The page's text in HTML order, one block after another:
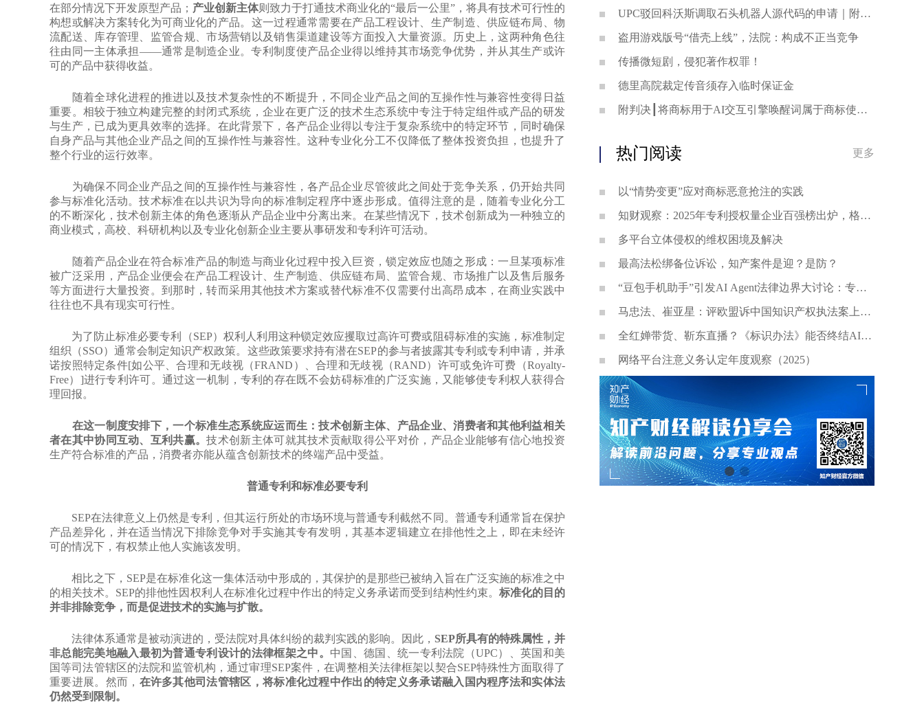
在部分情况下开发原型产品； 产业创新主体则致力于打通技术商业化的“最后一公里”，将具有技术可行性的
构想或解决方案转化为可商业化的产品。这一过程通常需要在产品工程设计、生产制造、供应链布局、物
流配送、库存管理、监管合规、市场营销以及销售渠道建设等方面投入大量资源。历史上，这两种角色往
往由同一主体承担——通常是制造企业。专利制度使产品企业得以维持其市场竞争优势，并从其生产或许
可的产品中获得收益。
随着全球化进程的推进以及技术复杂性的不断提升，不同企业产品之间的互操作性与兼容性变得日益
重要。相较于独立构建完整的封闭式系统，企业在更广泛的技术生态系统中专注于特定组件或产品的研发
与生产，已成为更具效率的选择。在此背景下，各产品企业得以专注于复杂系统中的特定环节，同时确保
自身产品与其他企业产品之间的互操作性与兼容性。这种专业化分工不仅降低了整体投资负担，也提升了
整个行业的运行效率。
为确保不同企业产品之间的互操作性与兼容性，各产品企业尽管彼此之间处于竞争关系，仍开始共同
参与标准化活动。技术标准在以共识为导向的标准制定程序中逐步形成。值得注意的是，随着专业化分工
的不断深化，技术创新主体的角色逐渐从产品企业中分离出来。在某些情况下，技术创新成为一种独立的
商业模式，高校、科研机构以及专业化创新企业主要从事研发和专利许可活动。
随着产品企业在符合标准产品的制造与商业化过程中投入巨资，锁定效应也随之形成：一旦某项标准
被广泛采用，产品企业便会在产品工程设计、生产制造、供应链布局、监管合规、市场推广以及售后服务
等方面进行大量投资。到那时，转而采用其他技术方案或替代标准不仅需要付出高昂成本，在商业实践中
往往也不具有现实可行性。
为了防止标准必要专利（SEP）权利人利用这种锁定效应攫取过高许可费或阻碍标准的实施，标准制定
组织（SSO）通常会制定知识产权政策。这些政策要求持有潜在SEP的参与者披露其专利或专利申请，并承
诺按照特定条件[如公平、合理和无歧视（FRAND）、合理和无歧视（RAND）许可或免许可费（Royalty-
Free）]进行专利许可。通过这一机制，专利的存在既不会妨碍标准的广泛实施，又能够使专利权人获得合
理回报。
在这一制度安排下，一个标准生态系统应运而生：技术创新主体、产品企业、消费者和其他利益相关
者在其中协同互动、互利共赢。技术创新主体可就其技术贡献取得公平对价，产品企业能够有信心地投资
生产符合标准的产品，消费者亦能从蕴含创新技术的终端产品中受益。
普通专利和标准必要专利
SEP在法律意义上仍然是专利，但其运行所处的市场环境与普通专利截然不同。普通专利通常旨在保护
产品差异化，并在适当情况下排除竞争对手实施其专有发明，其基本逻辑建立在排他性之上，即在未经许
可的情况下，有权禁止他人实施该发明。
相比之下，SEP是在标准化这一集体活动中形成的，其保护的是那些已被纳入旨在广泛实施的标准之中
的相关技术。SEP的排他性因权利人在标准化过程中作出的特定义务承诺而受到结构性约束。 标准化的目的
并非排除竞争，而是促进技术的实施与扩散。
法律体系通常是被动演进的，受法院对具体纠纷的裁判实践的影响。因此， SEP所具有的特殊属性，并
非总能完美地融入最初为普通专利设计的法律框架之中。 中国、德国、统一专利法院（UPC）、英国和美
国等司法管辖区的法院和监管机构，通过审理SEP案件，在调整相关法律框架以契合SEP特殊性方面取得了
重要进展。然而， 在许多其他司法管辖区，将标准化过程中作出的特定义务承诺融入国内程序法和实体法
仍然受到限制。
UPC驳回科沃斯调取石头机器人源代码的申请｜附裁
定
盗用游戏版号“借壳上线”，法院：构成不正当竞争
传播微短剧，侵犯著作权罪！
德里高院裁定传音须存入临时保证金
附判决┃将商标用于AI交互引擎唤醒词属于商标使
热门阅读 更多
以“情势变更”应对商标恶意抢注的实践
知财观察：2025年专利授权量企业百强榜出炉，格力
等头部企业引领创新浪潮
多平台立体侵权的维权困境及解决
最高法松绑备位诉讼，知产案件是迎？是防？
“豆包手机助手”引发AI Agent法律边界大讨论：专家
深度剖析数据合规与竞争秩序
马忠法、崔亚星：评欧盟诉中国知识产权执法案上诉
仲裁裁决
全红婵带货、靳东直播？《标识办法》能否终结AI拟
声乱象？
网络平台注意义务认定年度观察（2025）